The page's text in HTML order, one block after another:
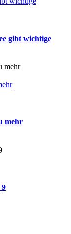
gibt wichtige
mehr
9